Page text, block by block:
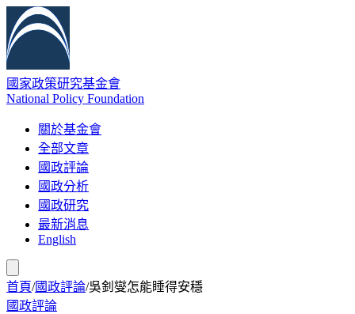
國家政策研究基金會
National Policy Foundation
關於基金會
全部文章
國政評論
國政分析
國政研究
最新消息
English
首頁/國政評論/吳釗燮怎能睡得安穩
國政評論